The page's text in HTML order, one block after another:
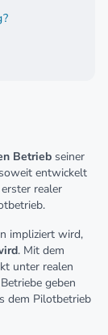
Betrieb seiner
entwickelt
realer
impliziert wird,
. Mit dem
unter realen
geben
dem Pilotbetrieb